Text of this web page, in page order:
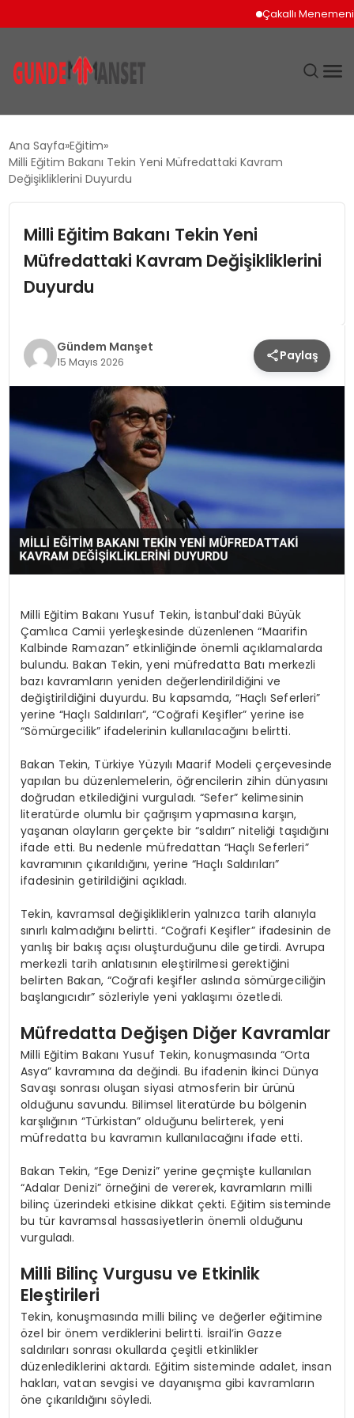
Çakallı Menemeni
DÜNYA
SPOR
TEKNOLOJI
YAŞAM
Ana Sayfa Eğitim
Milli Eğitim Bakanı Tekin Yeni Müfredattaki Kavram
Değişikliklerini Duyurdu
Milli Eğitim Bakanı Tekin Yeni
Müfredattaki Kavram Değişikliklerini
Duyurdu
Gündem Manşet
15 Mayıs 2026 Paylaş
Milli Eğitim Bakanı Yusuf Tekin, İstanbul’daki Büyük
Çamlıca Camii yerleşkesinde düzenlenen “Maarifin
Kalbinde Ramazan” etkinliğinde önemli açıklamalarda
bulundu. Bakan Tekin, yeni müfredatta Batı merkezli
bazı kavramların yeniden değerlendirildiğini ve
değiştirildiğini duyurdu. Bu kapsamda, “Haçlı Seferleri”
yerine “Haçlı Saldırıları”, “Coğrafi Keşifler” yerine ise
“Sömürgecilik” ifadelerinin kullanılacağını belirtti.
Bakan Tekin, Türkiye Yüzyılı Maarif Modeli çerçevesinde
yapılan bu düzenlemelerin, öğrencilerin zihin dünyasını
doğrudan etkilediğini vurguladı. “Sefer” kelimesinin
literatürde olumlu bir çağrışım yapmasına karşın,
yaşanan olayların gerçekte bir “saldırı” niteliği taşıdığını
ifade etti. Bu nedenle müfredattan “Haçlı Seferleri”
kavramının çıkarıldığını, yerine “Haçlı Saldırıları”
ifadesinin getirildiğini açıkladı.
Tekin, kavramsal değişikliklerin yalnızca tarih alanıyla
sınırlı kalmadığını belirtti. “Coğrafi Keşifler” ifadesinin de
yanlış bir bakış açısı oluşturduğunu dile getirdi. Avrupa
merkezli tarih anlatısının eleştirilmesi gerektiğini
belirten Bakan, “Coğrafi keşifler aslında sömürgeciliğin
başlangıcıdır” sözleriyle yeni yaklaşımı özetledi.
Müfredatta Değişen Diğer Kavramlar
Milli Eğitim Bakanı Yusuf Tekin, konuşmasında “Orta
Asya” kavramına da değindi. Bu ifadenin İkinci Dünya
Savaşı sonrası oluşan siyasi atmosferin bir ürünü
olduğunu savundu. Bilimsel literatürde bu bölgenin
karşılığının “Türkistan” olduğunu belirterek, yeni
müfredatta bu kavramın kullanılacağını ifade etti.
Bakan Tekin, “Ege Denizi” yerine geçmişte kullanılan
“Adalar Denizi” örneğini de vererek, kavramların milli
bilinç üzerindeki etkisine dikkat çekti. Eğitim sisteminde
bu tür kavramsal hassasiyetlerin önemli olduğunu
vurguladı.
Milli Bilinç Vurgusu ve Etkinlik
Eleştirileri
Tekin, konuşmasında milli bilinç ve değerler eğitimine
özel bir önem verdiklerini belirtti. İsrail’in Gazze
saldırıları sonrası okullarda çeşitli etkinlikler
düzenlediklerini aktardı. Eğitim sisteminde adalet, insan
hakları, vatan sevgisi ve dayanışma gibi kavramların
öne çıkarıldığını söyledi.